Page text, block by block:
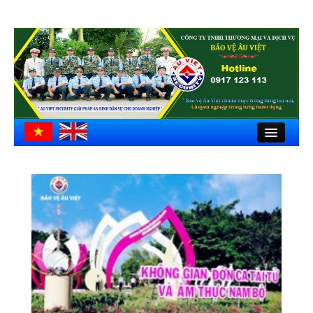
Trang chủ
Giới thiệu
Hồ sơ công ty